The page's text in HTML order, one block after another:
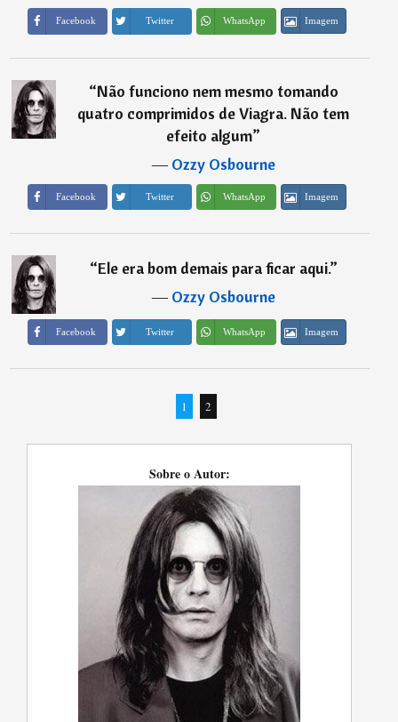
Facebook Twitter WhatsApp Imagem
“Não funciono nem mesmo tomando
quatro comprimidos de Viagra. Não tem
efeito algum”
―Ozzy Osbourne
Facebook Twitter WhatsApp Imagem
“Ele era bom demais para ficar aqui.”
―Ozzy Osbourne
Facebook Twitter WhatsApp Imagem
1 2
Sobre o Autor: